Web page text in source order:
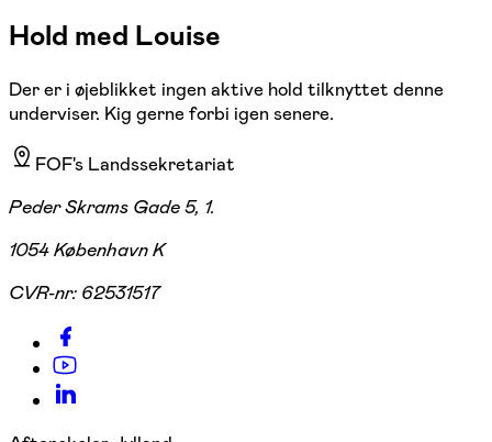
Hold med Louise
Der er i øjeblikket ingen aktive hold tilknyttet denne
underviser. Kig gerne forbi igen senere.
FOF's Landssekretariat
Peder Skrams Gade 5, 1.
1054 København K
CVR-nr: 62531517